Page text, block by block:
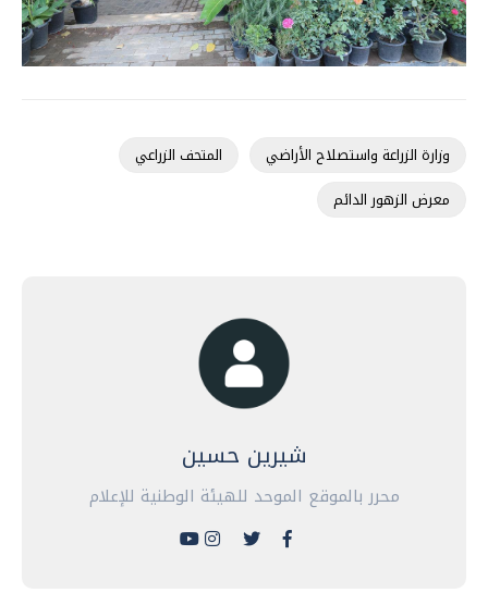
وزارة الزراعة واستصلاح الأراضي
المتحف الزراعي
معرض الزهور الدائم
شيرين حسين
محرر بالموقع الموحد للهيئة الوطنية للإعلام